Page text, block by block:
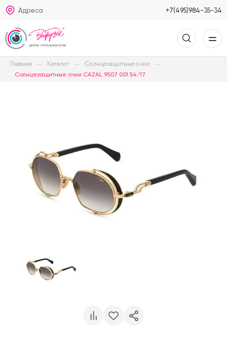
Адреса +7(495)984-35-34
Главная Каталог Солнцезащитные очки
Солнцезащитные очки CAZAL 9507 001 54/17